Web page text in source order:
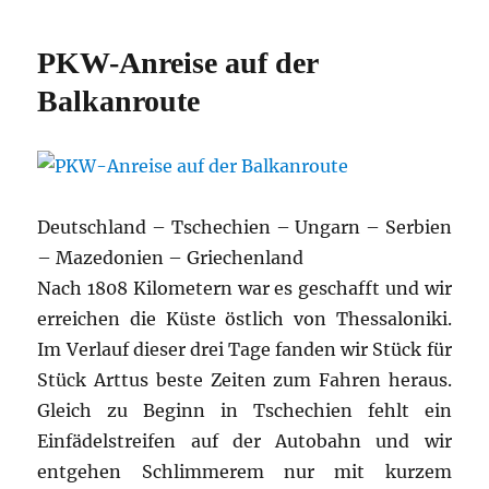
PKW-Anreise auf der
Balkanroute
Deutschland – Tschechien – Ungarn – Serbien
– Mazedonien – Griechenland
Nach 1808 Kilometern war es geschafft und wir
erreichen die Küste östlich von Thessaloniki.
Im Verlauf dieser drei Tage fanden wir Stück für
Stück Arttus beste Zeiten zum Fahren heraus.
Gleich zu Beginn in Tschechien fehlt ein
Einfädelstreifen auf der Autobahn und wir
entgehen Schlimmerem nur mit kurzem